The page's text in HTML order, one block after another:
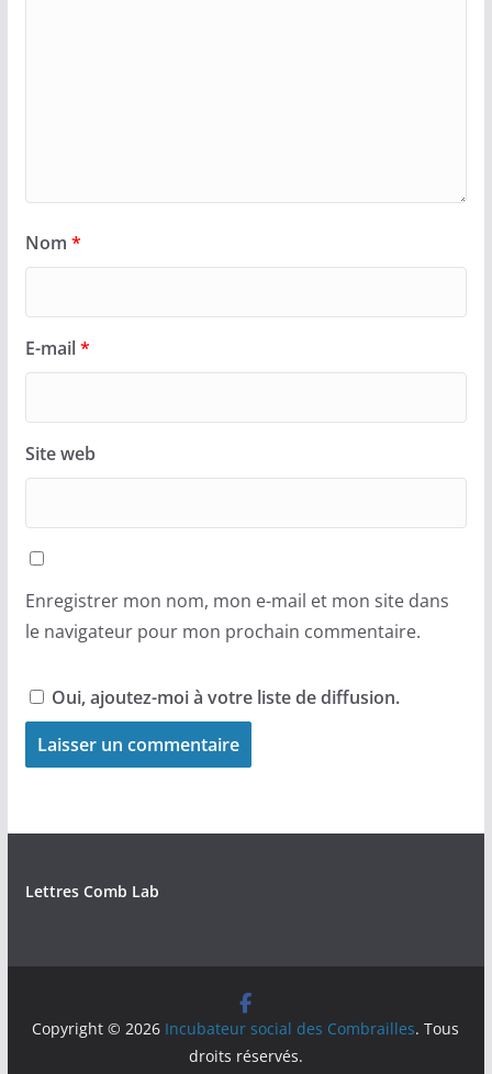
Nom *
E-mail*
Site web
Enregistrer mon nom, mon e-mail et mon site dans
le navigateur pour mon prochain commentaire.
Oui, ajoutez-moi à votre liste de diffusion.
Lettres Comb Lab
Copyright © 2026 Incubateur social des Combrailles. Tous
droits réservés.